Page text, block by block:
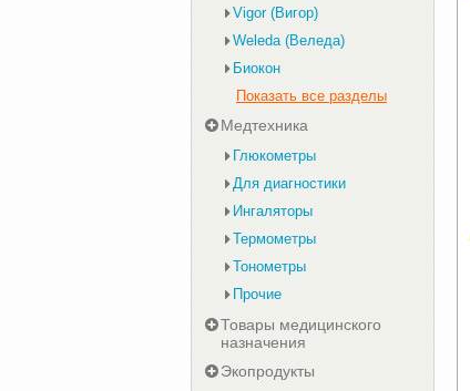
Vigor (Вигор)
Weleda (Веледа)
Биокон
Показать все разделы
Медтехника
Глюкометры
Для диагностики
Ингаляторы
Термометры
Тонометры
Прочие
Товары медицинского
назначения
Экопродукты